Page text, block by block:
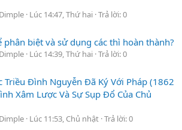
Lúc 14:47, Thứ hai Trả lời: 0
phân biệt và sử dụng các thì hoàn thành?
Lúc 14:39, Thứ hai Trả lời: 0
Triều Đình Nguyễn Đã Ký Với Pháp (1862
Xâm Lược Và Sự Sụp Đổ Của Chủ
Lúc 11:53, Chủ nhật Trả lời: 0